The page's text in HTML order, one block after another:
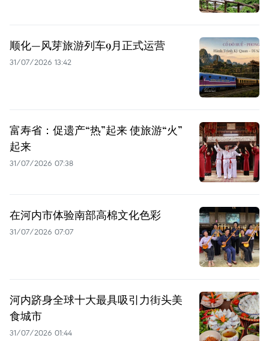
顺化—风芽旅游列车9月正式运营
31/07/2026 13:42
富寿省：促遗产“热”起来 使旅游“火”
起来
31/07/2026 07:38
在河内市体验南部高棉文化色彩
31/07/2026 07:07
河内跻身全球十大最具吸引力街头美
食城市
31/07/2026 01:44